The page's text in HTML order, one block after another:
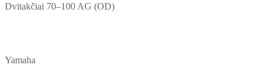
Dvitakčiai 70–100 AG (OD)
Yamaha